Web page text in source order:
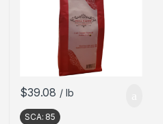
$39.08 / lb
SCA: 85